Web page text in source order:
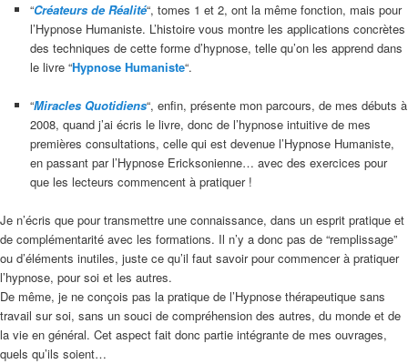
“Créateurs de Réalité“, tomes 1 et 2, ont la même fonction, mais pour
l’Hypnose Humaniste. L’histoire vous montre les applications concrètes
des techniques de cette forme d’hypnose, telle qu’on les apprend dans
le livre “Hypnose Humaniste“.
“Miracles Quotidiens“, enfin, présente mon parcours, de mes débuts à
2008, quand j’ai écris le livre, donc de l’hypnose intuitive de mes
premières consultations, celle qui est devenue l’Hypnose Humaniste,
en passant par l’Hypnose Ericksonienne… avec des exercices pour
que les lecteurs commencent à pratiquer !
Je n’écris que pour transmettre une connaissance, dans un esprit pratique et
de complémentarité avec les formations. Il n’y a donc pas de “remplissage”
ou d’éléments inutiles, juste ce qu’il faut savoir pour commencer à pratiquer
l’hypnose, pour soi et les autres.
De même, je ne conçois pas la pratique de l’Hypnose thérapeutique sans
travail sur soi, sans un souci de compréhension des autres, du monde et de
la vie en général. Cet aspect fait donc partie intégrante de mes ouvrages,
quels qu’ils soient…